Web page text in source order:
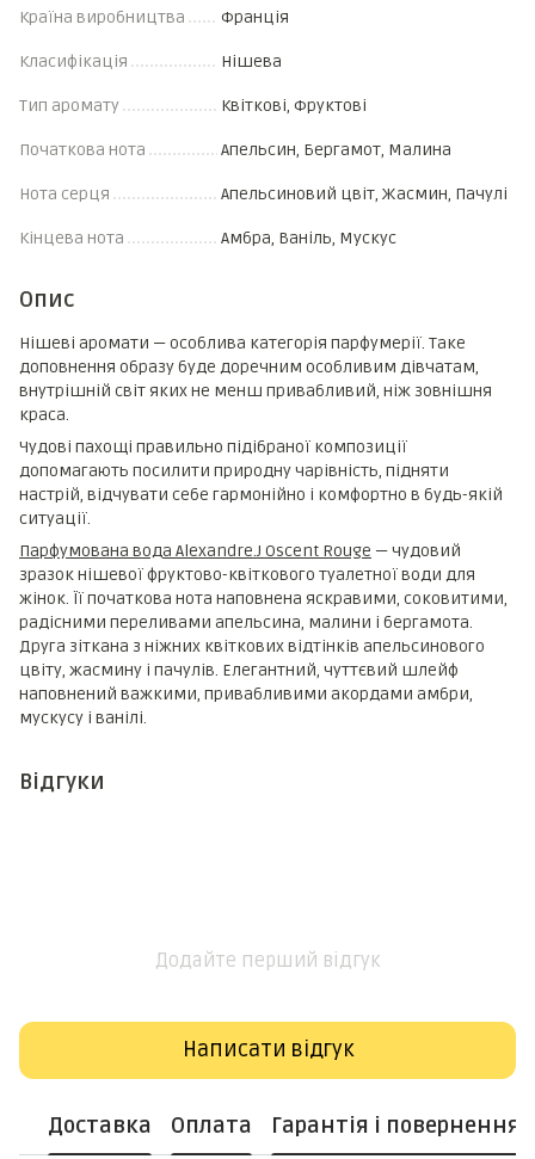
Країна виробництва Франція
Класифікація Нішева
Тип аромату Квіткові, Фруктові
Початкова нота Апельсин, Бергамот, Малина
Нота серця Апельсиновий цвіт, Жасмин, Пачулі
Кінцева нота Амбра, Ваніль, Мускус
Опис
Нішеві аромати — особлива категорія парфумерії. Таке
доповнення образу буде доречним особливим дівчатам,
внутрішній світ яких не менш привабливий, ніж зовнішня
краса.
Чудові пахощі правильно підібраної композиції
допомагають посилити природну чарівність, підняти
настрій, відчувати себе гармонійно і комфортно в будь-якій
ситуації.
Парфумована вода Alexandre.J Oscent Rouge — чудовий
зразок нішевої фруктово-квіткового туалетної води для
жінок. Її початкова нота наповнена яскравими, соковитими,
радісними переливами апельсина, малини і бергамота.
Друга зіткана з ніжних квіткових відтінків апельсинового
цвіту, жасмину і пачулів. Елегантний, чуттєвий шлейф
наповнений важкими, привабливими акордами амбри,
мускусу і ванілі.
Відгуки
Додайте перший відгук
Написати відгук
Доставка Оплата Гарантія і повернення